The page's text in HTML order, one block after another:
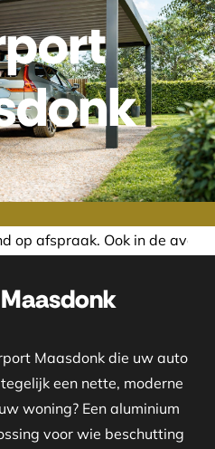
in de avond of in het
Maasdonk die uw auto
een nette, moderne
woning? Een aluminium
voor wie beschutting